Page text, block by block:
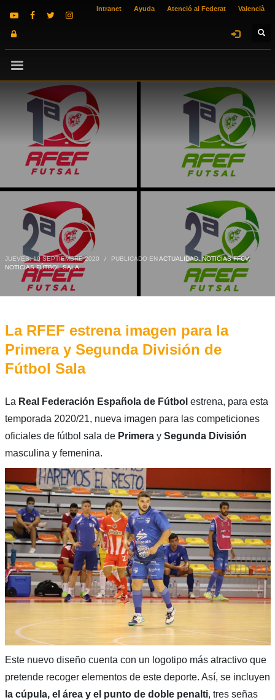
Intranet Ayuda Atenció al Federat Valencià
JUEVES, 10 SEPTIEMBRE 2020 / PUBLICADO ENACTUALIDAD,NOTICIAS FFCV,
NOTICIAS FÚTBOL SALA
La RFEF estrena imagen para la
Primera y Segunda División de
Fútbol Sala
La Real Federación Española de Fútbol estrena, para esta
temporada 2020/21, nueva imagen para las competiciones
oficiales de fútbol sala de Primeray Segunda División
masculina y femenina.
Este nuevo diseño cuenta con un logotipo más atractivo que
pretende recoger elementos de este deporte. Así, se incluyen
la cúpula, el área y el punto de doble penalti, tres señas